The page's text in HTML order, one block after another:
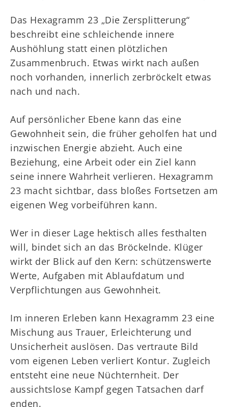
Das Hexagramm 23 „Die Zersplitterung“
beschreibt eine schleichende innere
Aushöhlung statt einen plötzlichen
Zusammenbruch. Etwas wirkt nach außen
noch vorhanden, innerlich zerbröckelt etwas
nach und nach.
Auf persönlicher Ebene kann das eine
Gewohnheit sein, die früher geholfen hat und
inzwischen Energie abzieht. Auch eine
Beziehung, eine Arbeit oder ein Ziel kann
seine innere Wahrheit verlieren. Hexagramm
23 macht sichtbar, dass bloßes Fortsetzen am
eigenen Weg vorbeiführen kann.
Wer in dieser Lage hektisch alles festhalten
will, bindet sich an das Bröckelnde. Klüger
wirkt der Blick auf den Kern: schützenswerte
Werte, Aufgaben mit Ablaufdatum und
Verpflichtungen aus Gewohnheit.
Im inneren Erleben kann Hexagramm 23 eine
Mischung aus Trauer, Erleichterung und
Unsicherheit auslösen. Das vertraute Bild
vom eigenen Leben verliert Kontur. Zugleich
entsteht eine neue Nüchternheit. Der
aussichtslose Kampf gegen Tatsachen darf
enden.